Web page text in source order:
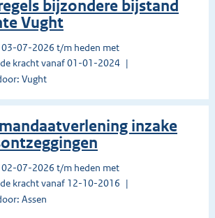
bijzondere bijstand
Vught
03-07-2026 t/m heden met
kracht vanaf 01-01-2024
Vught
inzake
02-07-2026 t/m heden met
kracht vanaf 12-10-2016
Assen